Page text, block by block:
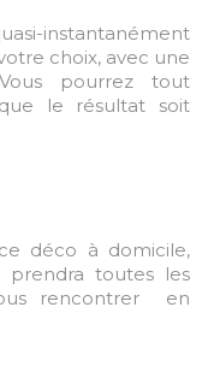
instantanément
choix, avec une
pourrez tout
le résultat soit
déco à domicile,
prendra toutes les
rencontrer en